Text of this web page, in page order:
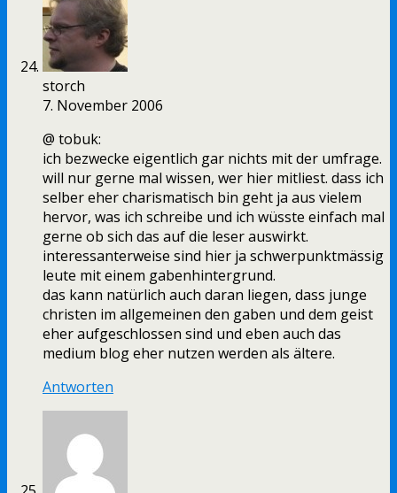
storch
7. November 2006
@ tobuk:
ich bezwecke eigentlich gar nichts mit der umfrage.
will nur gerne mal wissen, wer hier mitliest. dass ich
selber eher charismatisch bin geht ja aus vielem
hervor, was ich schreibe und ich wüsste einfach mal
gerne ob sich das auf die leser auswirkt.
interessanterweise sind hier ja schwerpunktmässig
leute mit einem gabenhintergrund.
das kann natürlich auch daran liegen, dass junge
christen im allgemeinen den gaben und dem geist
eher aufgeschlossen sind und eben auch das
medium blog eher nutzen werden als ältere.
Antworten